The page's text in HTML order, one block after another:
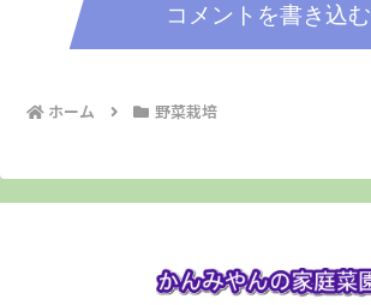
コメントを書き込む
ホーム 野菜栽培